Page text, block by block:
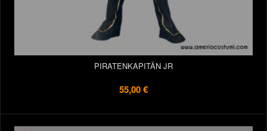
PIRATENKAPITÄN JR
55,00 €